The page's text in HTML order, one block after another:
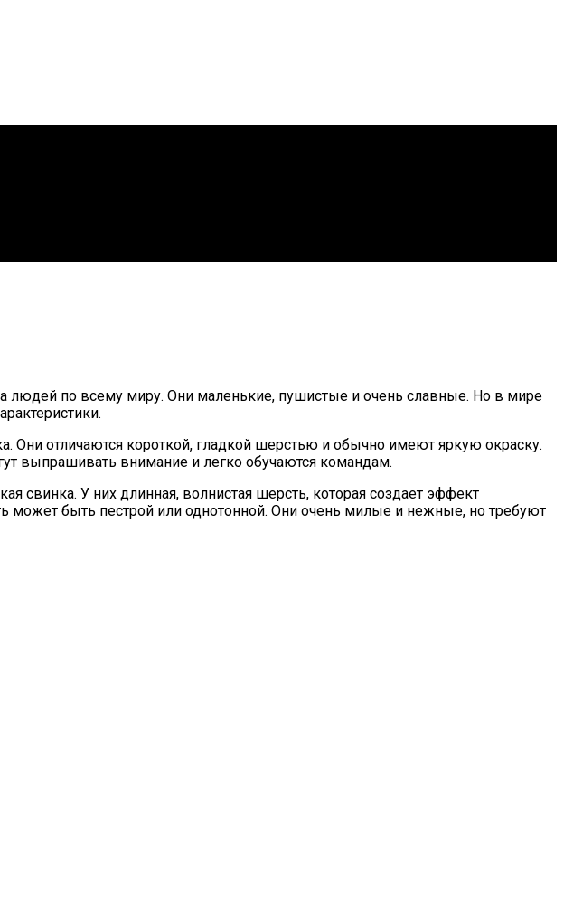
людей по всему миру. Они маленькие, пушистые и очень славные. Но в мире
Они отличаются короткой, гладкой шерстью и обычно имеют яркую окраску.
выпрашивать внимание и легко обучаются командам.
свинка. У них длинная, волнистая шерсть, которая создает эффект
может быть пестрой или однотонной. Они очень милые и нежные, но требуют